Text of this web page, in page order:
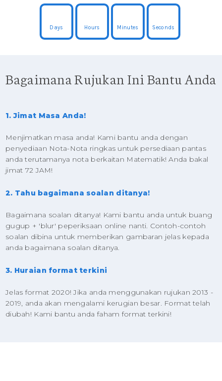
Days Hours Minutes Seconds
Bagaimana Rujukan Ini Bantu Anda
1. Jimat Masa Anda!
Menjimatkan masa anda! Kami bantu anda dengan
penyediaan Nota-Nota ringkas untuk persediaan pantas
anda terutamanya nota berkaitan Matematik! Anda bakal
jimat 72 JAM!
2. Tahu bagaimana soalan ditanya!
Bagaimana soalan ditanya! Kami bantu anda untuk buang
gugup + 'blur' peperiksaan online nanti. Contoh-contoh
soalan dibina untuk memberikan gambaran jelas kepada
anda bagaimana soalan ditanya.
3. Huraian format terkini
Jelas format 2020! Jika anda menggunakan rujukan 2013 -
2019, anda akan mengalami kerugian besar. Format telah
diubah! Kami bantu anda faham format terkini!